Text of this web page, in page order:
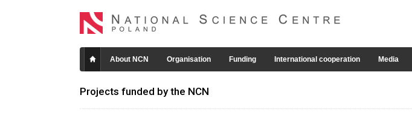
About NCN Organisation Funding International cooperation Media
Projects funded by the NCN